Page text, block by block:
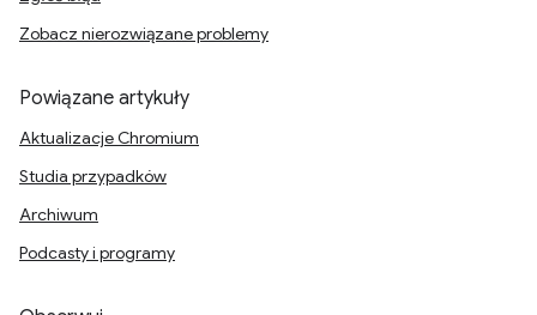
Zobacz nierozwiązane problemy
Powiązane artykuły
Aktualizacje Chromium
Studia przypadków
Archiwum
Podcasty i programy